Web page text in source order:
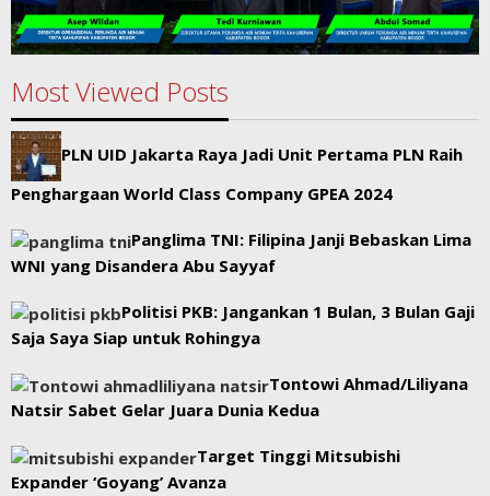
Most Viewed Posts
PLN UID Jakarta Raya Jadi Unit Pertama PLN Raih
Penghargaan World Class Company GPEA 2024
Panglima TNI: Filipina Janji Bebaskan Lima
WNI yang Disandera Abu Sayyaf
Politisi PKB: Jangankan 1 Bulan, 3 Bulan Gaji
Saja Saya Siap untuk Rohingya
Tontowi Ahmad/Liliyana
Natsir Sabet Gelar Juara Dunia Kedua
Target Tinggi Mitsubishi
Expander ‘Goyang’ Avanza